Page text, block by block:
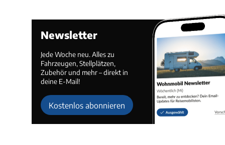
Newsletter
Jede Woche neu. Alles zu
Fahrzeugen, Stellplätzen,
Zubehör und mehr – direkt in
deine E-Mail!
Kostenlos abonnieren